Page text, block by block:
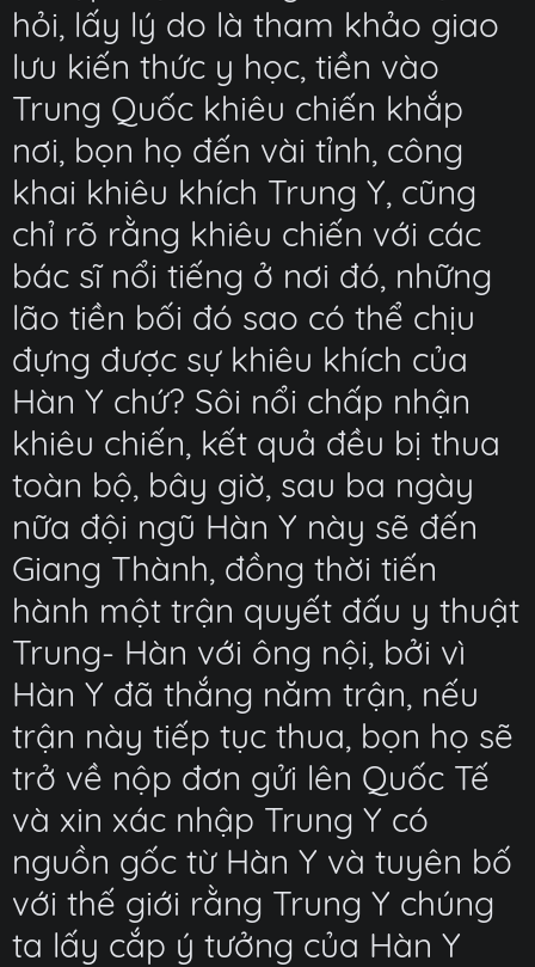
hỏi, lấy lý do là tham khảo giao
lưu kiến thức y học, tiền vào
Trung Quốc khiêu chiến khắp
nơi, bọn họ đến vài tỉnh, công
khai khiêu khích Trung Y, cũng
chỉ rõ rằng khiêu chiến với các
bác sĩ nổi tiếng ở nơi đó, những
lão tiền bối đó sao có thể chịu
đựng được sự khiêu khích của
Hàn Y chứ? Sôi nổi chấp nhận
khiêu chiến, kết quả đều bị thua
toàn bộ, bây giờ, sau ba ngày
nữa đội ngũ Hàn Y này sẽ đến
Giang Thành, đồng thời tiến
hành một trận quyết đấu y thuật
Trung- Hàn với ông nội, bởi vì
Hàn Y đã thắng năm trận, nếu
trận này tiếp tục thua, bọn họ sẽ
trở về nộp đơn gửi lên Quốc Tế
và xin xác nhập Trung Y có
nguồn gốc từ Hàn Y và tuyên bố
với thế giới rằng Trung Y chúng
ta lấy cắp ý tưởng của Hàn Y